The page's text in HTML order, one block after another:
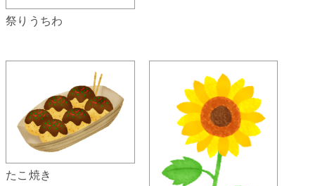
祭りうちわ
たこ焼き